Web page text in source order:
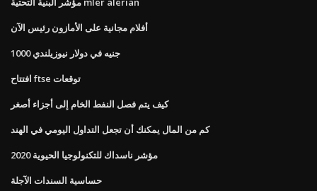
أفلام مجانية على الأمازون رئيس الآن
1000 جنيه في دولار نيوزيلندي
افتتاح ftse توقعات
كيف يتم فصل النفط الخام إلى أجزاء أصغر
كم من المال يمكنك أن تجعل التداول اليومي في الهند
مؤشر ناسداك للتكنولوجيا الحيوية 2020
حساسية السندات الآجلة